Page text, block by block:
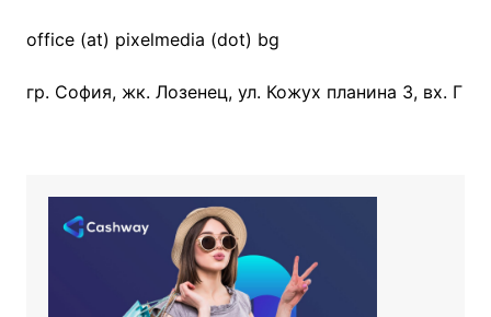
office (at) pixelmedia (dot) bg
гр. София, жк. Лозенец, ул. Кожух планина 3, вх. Г